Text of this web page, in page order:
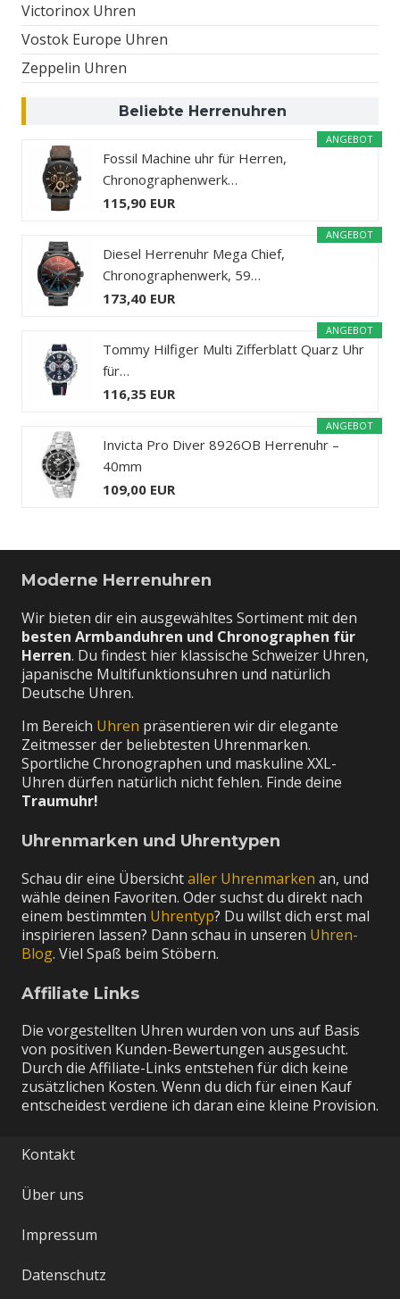
Victorinox Uhren
Vostok Europe Uhren
Zeppelin Uhren
Beliebte Herrenuhren
ANGEBOT
Fossil Machine uhr für Herren,
Chronographenwerk…
115,90 EUR
ANGEBOT
Diesel Herrenuhr Mega Chief,
Chronographenwerk, 59…
173,40 EUR
ANGEBOT
Tommy Hilfiger Multi Zifferblatt Quarz Uhr
für…
116,35 EUR
ANGEBOT
Invicta Pro Diver 8926OB Herrenuhr –
40mm
109,00 EUR
Moderne Herrenuhren
Wir bieten dir ein ausgewähltes Sortiment mit den
besten Armbanduhren und Chronographen für
Herren. Du findest hier klassische Schweizer Uhren,
japanische Multifunktionsuhren und natürlich
Deutsche Uhren.
Im Bereich Uhren präsentieren wir dir elegante
Zeitmesser der beliebtesten Uhrenmarken.
Sportliche Chronographen und maskuline XXL-
Uhren dürfen natürlich nicht fehlen. Finde deine
Traumuhr!
Uhrenmarken und Uhrentypen
Schau dir eine Übersichtaller Uhrenmarken an, und
wähle deinen Favoriten. Oder suchst du direkt nach
einem bestimmten Uhrentyp? Du willst dich erst mal
inspirieren lassen? Dann schau in unseren Uhren-
Blog. Viel Spaß beim Stöbern.
Affiliate Links
Die vorgestellten Uhren wurden von uns auf Basis
von positiven Kunden-Bewertungen ausgesucht.
Durch die Affiliate-Links entstehen für dich keine
zusätzlichen Kosten. Wenn du dich für einen Kauf
entscheidest verdiene ich daran eine kleine Provision.
Kontakt
Über uns
Impressum
Datenschutz